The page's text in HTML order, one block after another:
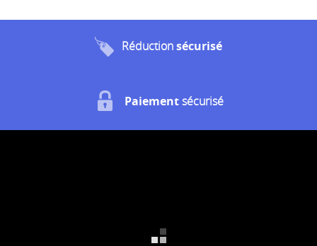
Réductionsécurisé
Paiementsécurisé